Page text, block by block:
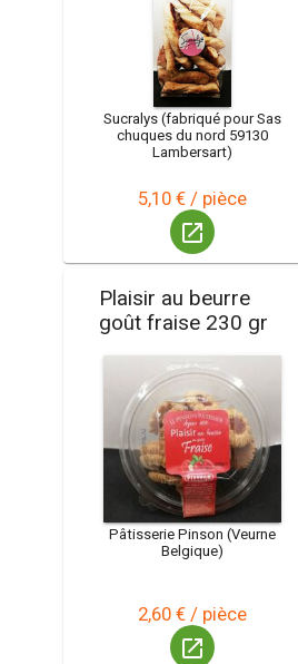
Sucralys (fabriqué pour Sas
chuques du nord 59130
Lambersart)
5,10 € / pièce
launch
Plaisir au beurre
goût fraise 230 gr
Pâtisserie Pinson (Veurne
Belgique)
2,60 € / pièce
launch